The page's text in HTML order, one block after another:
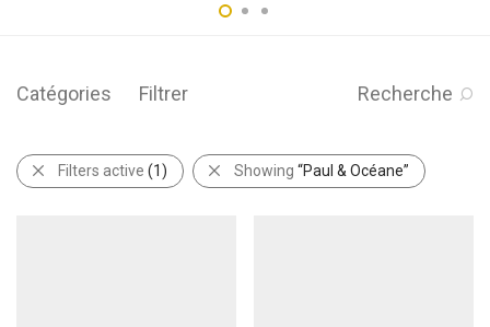
Catégories Filtrer Recherche
Filters active (1) Showing “Paul & Océane”